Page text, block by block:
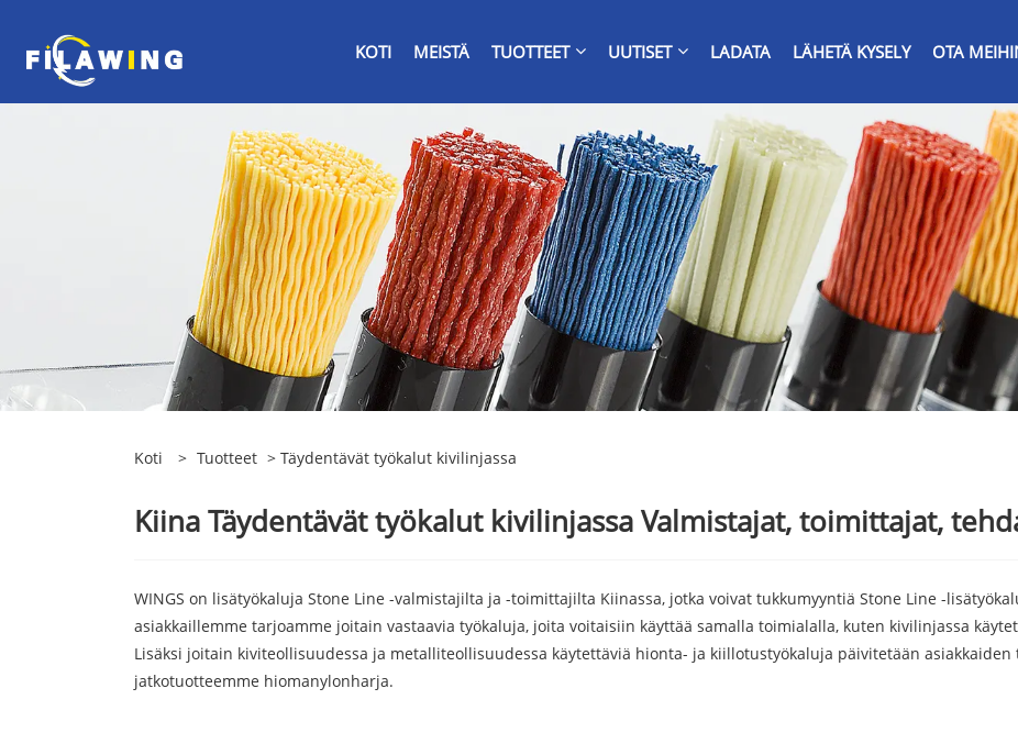
KOTI MEISTÄ TUOTTEET UUTISET LADATA LÄHETÄ KYSELY OTA
Koti > Tuotteet > Täydentävät työkalut kivilinjassa
Kiina Täydentävät työkalut kivilinjassa Valmistajat, toimittajat,
WINGS on lisätyökaluja Stone Line -valmistajilta ja -toimittajilta Kiinassa, jotka voivat tukkumyyntiä Stone Line -
asiakkaillemme tarjoamme joitain vastaavia työkaluja, joita voitaisiin käyttää samalla toimialalla, kuten kivilinjassa
Lisäksi joitain kiviteollisuudessa ja metalliteollisuudessa käytettäviä hionta- ja kiillotustyökaluja päivitetään
jatkotuotteemme hiomanylonharja.